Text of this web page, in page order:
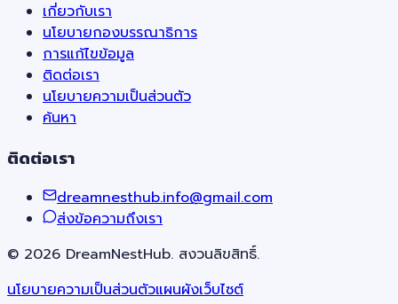
เกี่ยวกับเรา
นโยบายกองบรรณาธิการ
การแก้ไขข้อมูล
ติดต่อเรา
นโยบายความเป็นส่วนตัว
ค้นหา
ติดต่อเรา
dreamnesthub.info@gmail.com
ส่งข้อความถึงเรา
© 2026 DreamNestHub. สงวนลิขสิทธิ์.
นโยบายความเป็นส่วนตัวแผนผังเว็บไซต์